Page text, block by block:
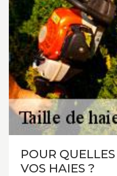
POUR
VOS HAIES ?